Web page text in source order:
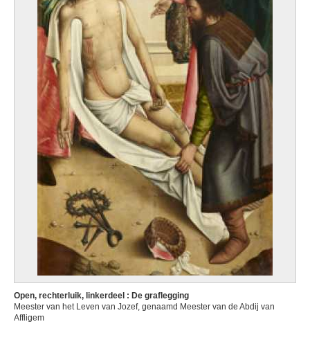
Open, rechterluik, linkerdeel : De graflegging
Meester van het Leven van Jozef, genaamd Meester van de Abdij van
Affligem